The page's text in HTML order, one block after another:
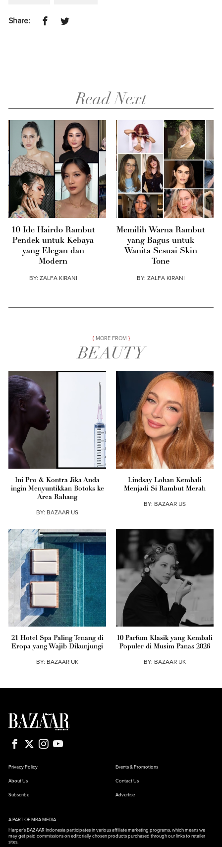
Share:
Read Next
10 Ide Hairdo Rambut
Pendek untuk Kebaya
yang Elegan dan
Modern
BY: ZALFA KIRANI
Memilih Warna Rambut
yang Bagus untuk
Wanita Sesuai Skin
Tone
BY: ZALFA KIRANI
MORE FROM
BEAUTY
Ini Pro & Kontra Jika Anda
ingin Menyuntikkan Botoks ke
Area Rahang
BY: BAZAAR US
Lindsay Lohan Kembali
Menjadi Si Rambut Merah
BY: BAZAAR US
21 Hotel Spa Paling Tenang di
Eropa yang Wajib Dikunjungi
BY: BAZAAR UK
10 Parfum Klasik yang Kembali
Populer di Musim Panas 2026
BY: BAZAAR UK
Privacy Policy Events & Promotions
About Us Contact Us
Subscribe Advertise
A PART OF MRA MEDIA.
Harper's BAZAAR Indonesia participates in various affiliate marketing programs, which means we
may get paid commissions on editorially chosen products purchased through our links to retailer
sites.